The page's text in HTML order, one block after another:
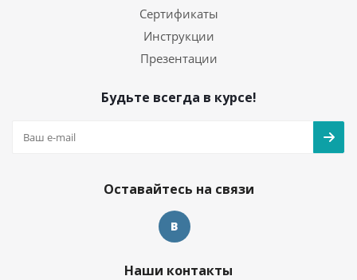
Сертификаты
Инструкции
Презентации
Будьте всегда в курсе!
Оставайтесь на связи
Наши контакты